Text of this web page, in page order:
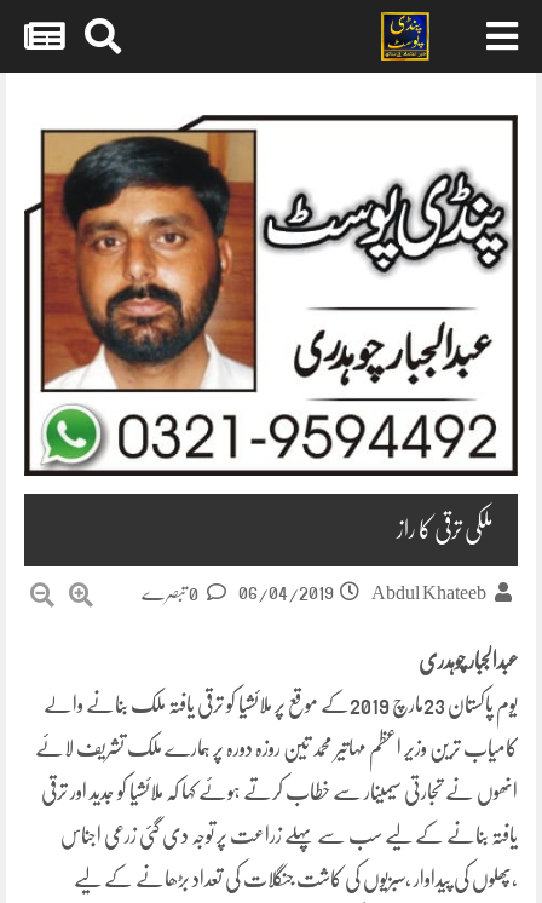
content
ملکی ترقی کا راز
Abdul Khateeb
06/04/2019
عبدالجبار چوہدری
یوم پاکستان 23مارچ 2019کے موقع پر ملائشیا کو ترقی یافتہ ملک بنانے والے
کامیاب ترین وزیر اعظم مہاتیر محمد تین روزہ دورہ پر ہمارے ملک تشریف لائے
انھوں نے تجارتی سیمینار سے خطاب کرتے ہوئے کہا کہ ملائشیا کو جدید اور ترقی
یافتہ بنانے کے لیے سب سے پہلے زراعت پر توجہ دی گئی زرعی اجناس
،پھلوں کی پیداوار ،سبزیوں کی کاشت جنگلات کی تعداد بڑھانے کے لیے